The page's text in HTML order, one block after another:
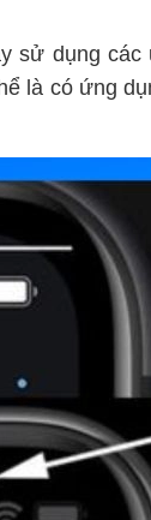
sử dụng
là có ứng